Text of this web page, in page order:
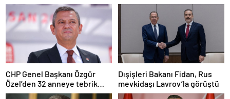
CHP Genel Başkanı Özgür
Özel’den 32 anneye tebrik
telefonu
Dışişleri Bakanı Fidan, Rus
mevkidaşı Lavrov’la görüştü